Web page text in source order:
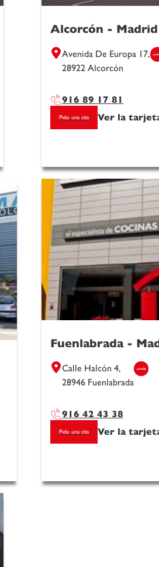
Alcorcón - Madrid
Avenida De Europa 17,
28922 Alcorcón
916 89 17 81
Pido una cita Ver la
Fuenlabrada -
Calle Halcón 4,
28946 Fuenlabrada
916 42 43 38
Pido una cita Ver la